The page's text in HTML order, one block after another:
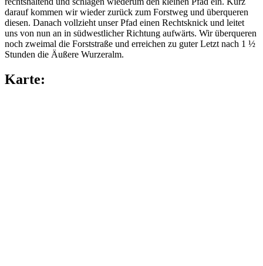
darauf kommen wir wieder zurück zum Forstweg und überqueren
diesen. Danach vollzieht unser Pfad einen Rechtsknick und leitet
uns von nun an in südwestlicher Richtung aufwärts. Wir überqueren
noch zweimal die Forststraße und erreichen zu guter Letzt nach 1 ½
Stunden die Äußere Wurzeralm.
Karte: